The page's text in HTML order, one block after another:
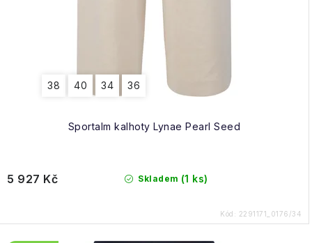
Sportalm kalhoty Lynae Pearl Seed
38 40 34 36
Skladem (1 ks)
5 927 Kč
Kód: 2291171_0176/34